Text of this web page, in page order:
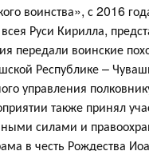
воинства», с 2016
Руси Кирилла,
передали воинские
Республике –
управления
также принял
силами и
в честь Рождества